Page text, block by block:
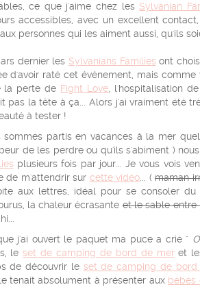
ce que j'aime chez les Sylvanian
accessibles, avec un excellent
personnes qui les aiment aussi, qu'ils
dernier les Sylvanians Families ont
d'avoir raté cet événement, mais
la perte de Fight Love , l'hospitalisation
pas la tête à ça... Alors j'ai vraiment été
à tester !
sommes partis en vacances à la mer
de les perdre ou qu'ils s'abiment )
plusieurs fois par jour... Je vous vois
de m'attendrir sur cette vidéo ... ( maman
aux lettres, idéal pour se consoler du
la chaleur écrasanteet le sable entre
j'ai ouvert le paquet ma puce a crié "
leset de camping de bord de meret
de découvrir le set de camping de bord
tenait absolument à présenter aux bébés